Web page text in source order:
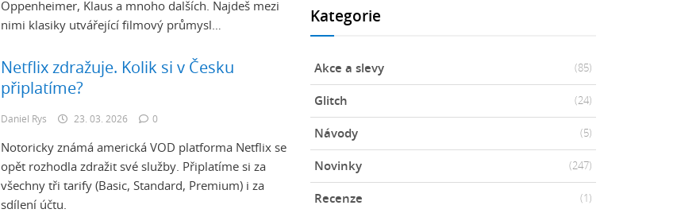
Oppenheimer, Klaus a mnoho dalších. Najdeš mezi
nimi klasiky utvářející filmový průmysl…
Netflix zdražuje. Kolik si v Česku
připlatíme?
Daniel Rys 23. 03. 2026 0
Notoricky známá americká VOD platforma Netflix se
opět rozhodla zdražit své služby. Připlatíme si za
všechny tři tarify (Basic, Standard, Premium) i za
sdílení účtu.
Kategorie
Akce a slevy (85)
Glitch (24)
Návody (5)
Novinky (247)
Recenze (1)